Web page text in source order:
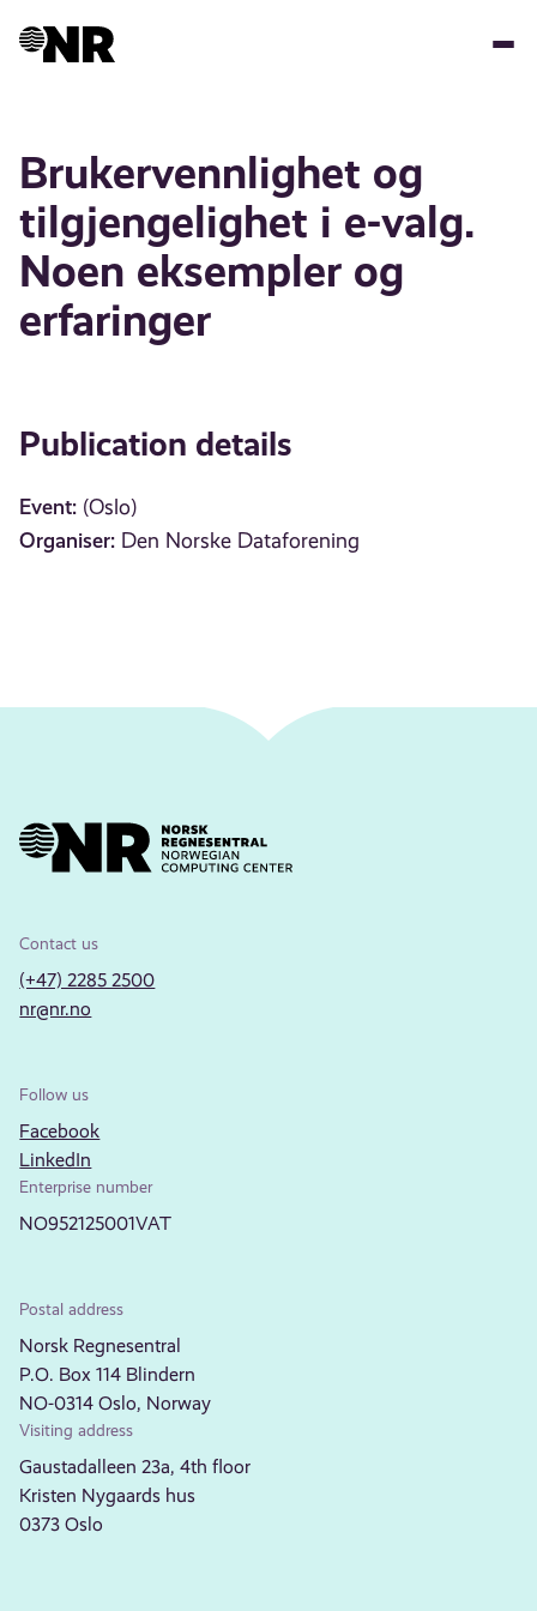
Brukervennlighet og
tilgjengelighet i e-valg.
Noen eksempler og
erfaringer
Publication details
Event: (Oslo)
Organiser: Den Norske Dataforening
Contact us
(+47) 2285 2500
nr@nr.no
Follow us
Facebook
LinkedIn
Enterprise number
NO952125001VAT
Postal address
Norsk Regnesentral
P.O. Box 114 Blindern
NO-0314 Oslo, Norway
Visiting address
Gaustadalleen 23a, 4th floor
Kristen Nygaards hus
0373 Oslo